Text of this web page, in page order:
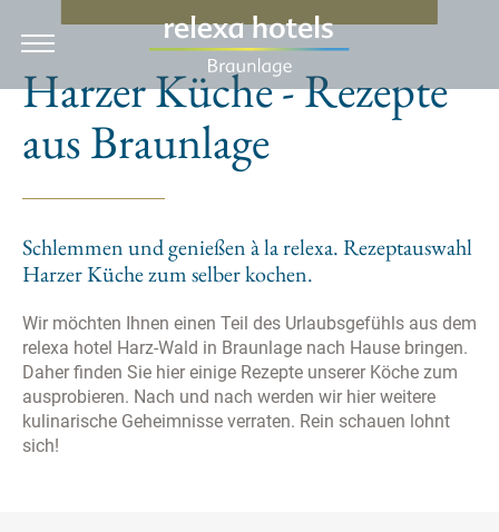
Hotel
Zimmer & Preise
Angebote
Kulinarik & Feiern
Wellness
Urlaub
Harzer Küche - Rezepte
aus Braunlage
Schlemmen und genießen à la relexa. Rezeptauswahl
Harzer Küche zum selber kochen.
Wir möchten Ihnen einen Teil des Urlaubsgefühls aus dem
relexa hotel Harz-Wald in Braunlage nach Hause bringen.
Daher finden Sie hier einige Rezepte unserer Köche zum
ausprobieren. Nach und nach werden wir hier weitere
kulinarische Geheimnisse verraten. Rein schauen lohnt
sich!